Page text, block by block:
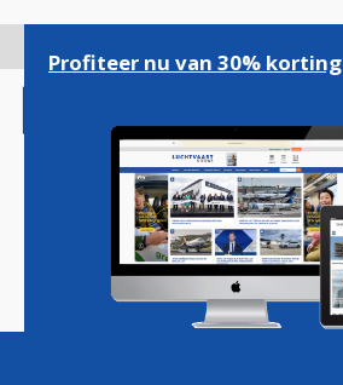
gaan
Magazine Podcasts
Profiteer nu van 30% korting